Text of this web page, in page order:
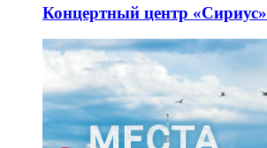
Концертный центр «Сириус»